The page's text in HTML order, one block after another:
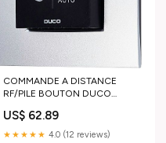
COMMANDE A DISTANCE
RF/PILE BOUTON DUCO
Thermodynamique
US$ 62.89
★★★★★ 4.0 (12 reviews)